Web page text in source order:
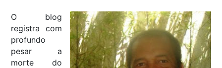
O blog
registra com
profundo
pesar a
morte do